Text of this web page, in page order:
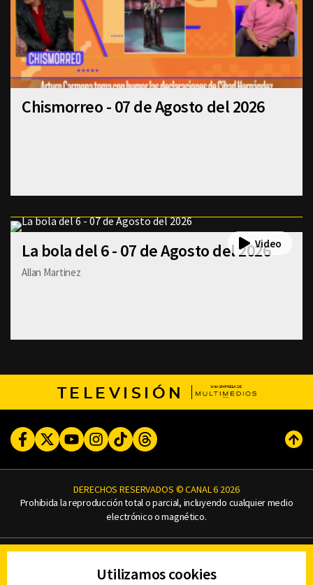
Chismorreo - 07 de Agosto del 2026
La bola del 6 - 07 de Agosto del 2026
Allan Martinez
TELEVISIÓN
FacebookTwitterYoutubeInstagram
TikTokThreads
DERECHOS RESERVADOS © CANAL 6 2026
Prohibida la reproducción total o parcial, incluyendo cualquier medio
electrónico o magnético.
AVISO DE PRIVACIDAD
Utilizamos cookies